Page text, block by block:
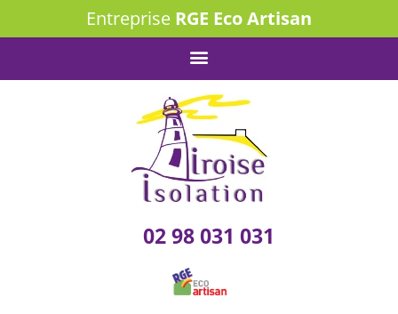
Entreprise RGE Eco Artisan
02 98 031 031